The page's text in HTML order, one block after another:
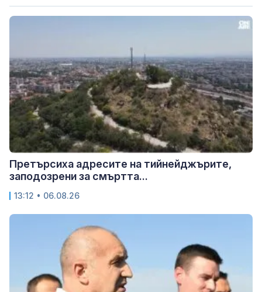
Претърсиха адресите на тийнейджърите,
заподозрени за смъртта...
13:12 • 06.08.26